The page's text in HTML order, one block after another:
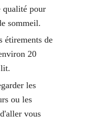
qualité pour
sommeil.
étirements de
20
les
ou les
vous